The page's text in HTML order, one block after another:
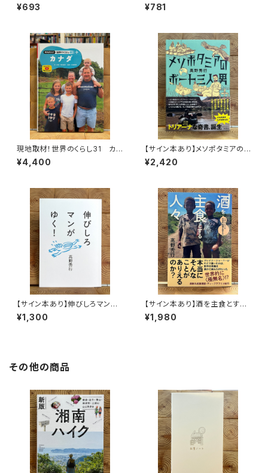
¥693 ¥781
現地取材！世界のくらし31 カナ
ダ
¥4,400
【サイン本あり】メソポタミアの
ボート三人男
¥2,420
【サイン本あり】伸びしろマンが
ゆく！
¥1,300
【サイン本あり】酒を主食とする
人々 エチオピアの科学的秘境
を旅する
¥1,980
その他の商品